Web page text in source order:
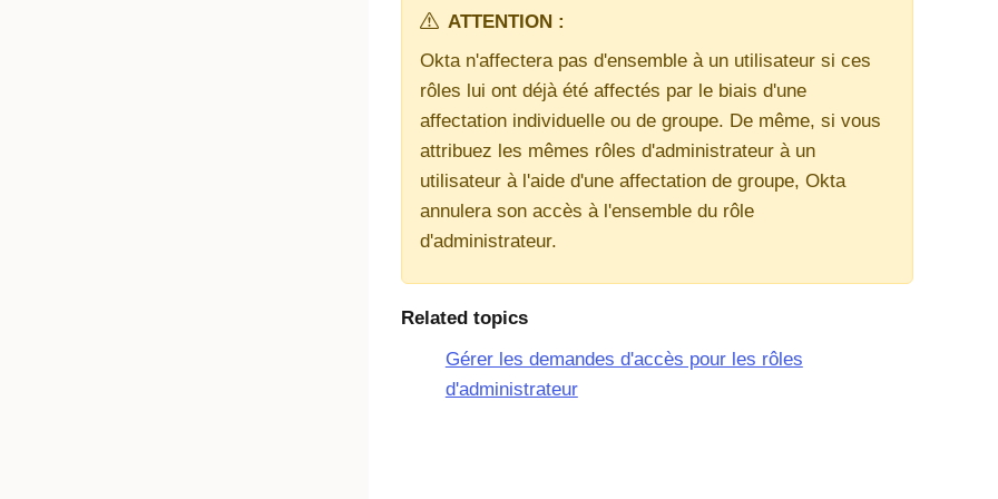
ATTENTION :
Okta n'affectera pas d'ensemble à un utilisateur si ces
rôles lui ont déjà été affectés par le biais d'une
affectation individuelle ou de groupe. De même, si vous
attribuez les mêmes rôles d'administrateur à un
utilisateur à l'aide d'une affectation de groupe, Okta
annulera son accès à l'ensemble du rôle
d'administrateur.
Related topics
Gérer les demandes d'accès pour les rôles
d'administrateur